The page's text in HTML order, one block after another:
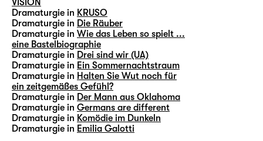
VISION
Dramaturgie in KRUSO
Dramaturgie in Die Räuber
Dramaturgie in Wie das Leben so spielt ...
eine Bastelbiographie
Dramaturgie in Drei sind wir (UA)
Dramaturgie in Ein Sommernachtstraum
Dramaturgie in Halten Sie Wut noch für
ein zeitgemäßes Gefühl?
Dramaturgie in Der Mann aus Oklahoma
Dramaturgie in Germans are different
Dramaturgie in Komödie im Dunkeln
Dramaturgie in Emilia Galotti